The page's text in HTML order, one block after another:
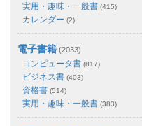
実用・趣味・一般書 (415)
カレンダー (2)
電子書籍 (2033)
コンピュータ書 (817)
ビジネス書 (403)
資格書 (514)
実用・趣味・一般書 (383)